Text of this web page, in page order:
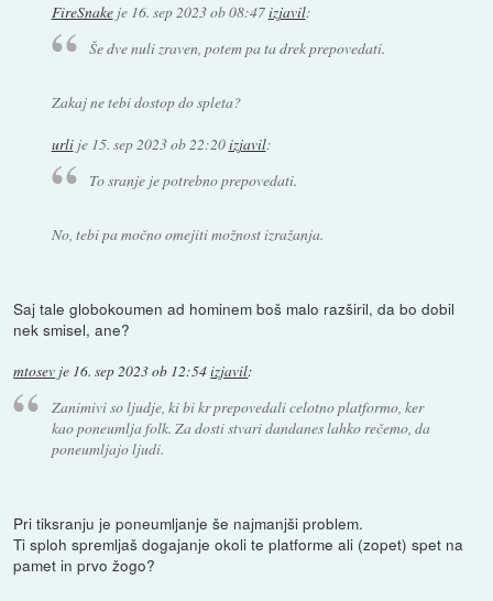
FireSnakeje 16. sep 2023 ob 08:47izjavil:
Še dve nuli zraven, potem pa ta drek prepovedati.
Zakaj ne tebi dostop do spleta?
urlije 15. sep 2023 ob 22:20izjavil:
To sranje je potrebno prepovedati.
No, tebi pa močno omejiti možnost izražanja.
Saj tale globokoumen ad hominem boš malo razširil, da bo dobil
nek smisel, ane?
mtosev je 16. sep 2023 ob 12:54izjavil:
Zanimivi so ljudje, ki bi kr prepovedali celotno platformo, ker
kao poneumlja folk. Za dosti stvari dandanes lahko rečemo, da
poneumljajo ljudi.
Pri tiksranju je poneumljanje še najmanjši problem.
Ti sploh spremljaš dogajanje okoli te platforme ali (zopet) spet na
pamet in prvo žogo?